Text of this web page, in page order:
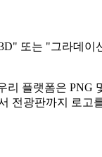
또는 "그라데
플랫폼은 PNG
전광판까지 로